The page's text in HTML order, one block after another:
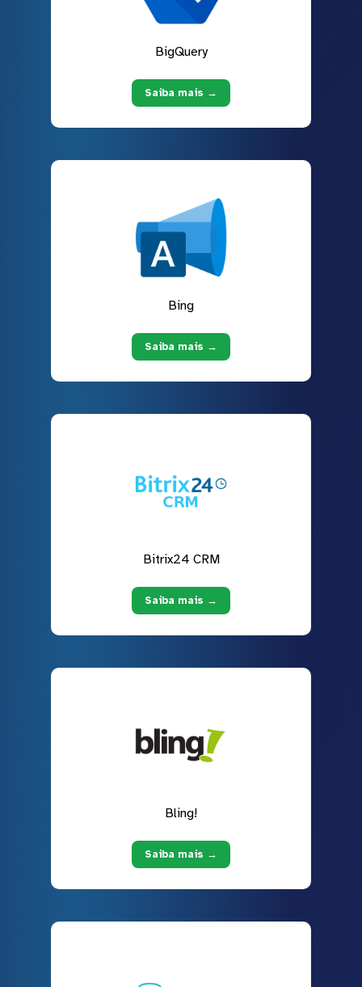
BigQuery
Saiba mais →
Bing
Saiba mais →
Bitrix24 CRM
Saiba mais →
Bling!
Saiba mais →